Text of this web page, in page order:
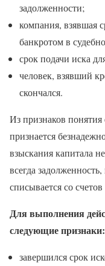
задолженности;
компания, взявшая
банкротом в
срок подачи иска
человек, взявший
скончался.
Из признаков понятия
признается
взыскания капитала
всегда
списывается со
Для выполнения
следующие признаки:
завершился срок